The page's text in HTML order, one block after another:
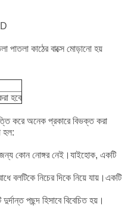
পাতলা কাঠের বাক্সে মোড়ানো হয়
হবে
করে অনেক প্রকারে বিভক্ত করা
হল:
জন্য কোন নোঙ্গর নেই।যাইহোক, একটি
বলটিকে নিচের দিকে নিয়ে যায়।একটি
পছন্দ হিসাবে বিবেচিত হয়।